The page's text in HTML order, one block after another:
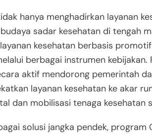
hanya menghadirkan layanan
sadar kesehatan di tengah
kesehatan berbasis
berbagai instrumen
aktif mendorong pemerintah
layanan kesehatan ke akar
dan mobilisasi tenaga kesehatan
solusi jangka pendek,